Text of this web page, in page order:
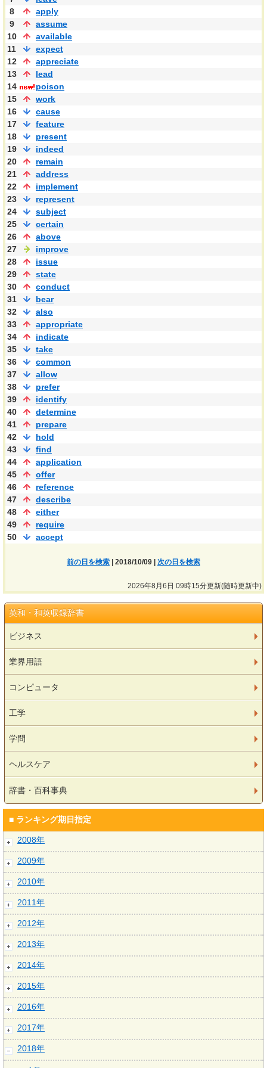
8
apply
9
assume
10
available
11
expect
12
appreciate
13
lead
14
poison
15
work
16
cause
17
feature
18
present
19
indeed
20
remain
21
address
22
implement
23
represent
24
subject
25
certain
26
above
27
improve
28
issue
29
state
30
conduct
31
bear
32
also
33
appropriate
34
indicate
35
take
36
common
37
allow
38
prefer
39
identify
40
determine
41
prepare
42
hold
43
find
44
application
45
offer
46
reference
47
describe
48
either
49
require
50
accept
前の日を検索 | 2018/10/09 | 次の日を検索
2026年8月6日 09時15分更新(随時更新中)
英和・和英収録辞書
ビジネス
業界用語
コンピュータ
工学
学問
ヘルスケア
辞書・百科事典
■ ランキング期日指定
2008年
2009年
2010年
2011年
2012年
2013年
2014年
2015年
2016年
2017年
2018年